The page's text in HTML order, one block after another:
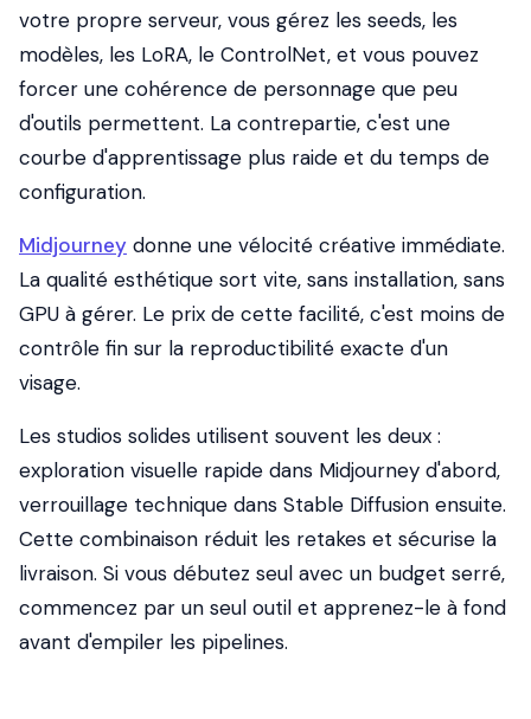
votre propre serveur, vous gérez les seeds, les
modèles, les LoRA, le ControlNet, et vous pouvez
forcer une cohérence de personnage que peu
d'outils permettent. La contrepartie, c'est une
courbe d'apprentissage plus raide et du temps de
configuration.
Midjourney donne une vélocité créative immédiate.
La qualité esthétique sort vite, sans installation, sans
GPU à gérer. Le prix de cette facilité, c'est moins de
contrôle fin sur la reproductibilité exacte d'un
visage.
Les studios solides utilisent souvent les deux :
exploration visuelle rapide dans Midjourney d'abord,
verrouillage technique dans Stable Diffusion ensuite.
Cette combinaison réduit les retakes et sécurise la
livraison. Si vous débutez seul avec un budget serré,
commencez par un seul outil et apprenez-le à fond
avant d'empiler les pipelines.